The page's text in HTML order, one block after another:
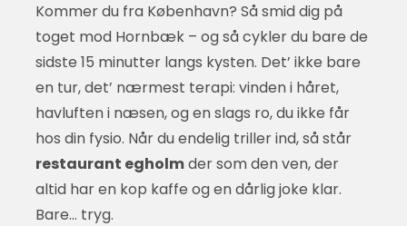
Kommer du fra København? Så smid dig på
toget mod Hornbæk – og så cykler du bare de
sidste 15 minutter langs kysten. Det’ ikke bare
en tur, det’ nærmest terapi: vinden i håret,
havluften i næsen, og en slags ro, du ikke får
hos din fysio. Når du endelig triller ind, så står
restaurant egholmder som den ven, der
altid har en kop kaffe og en dårlig joke klar.
Bare… tryg.